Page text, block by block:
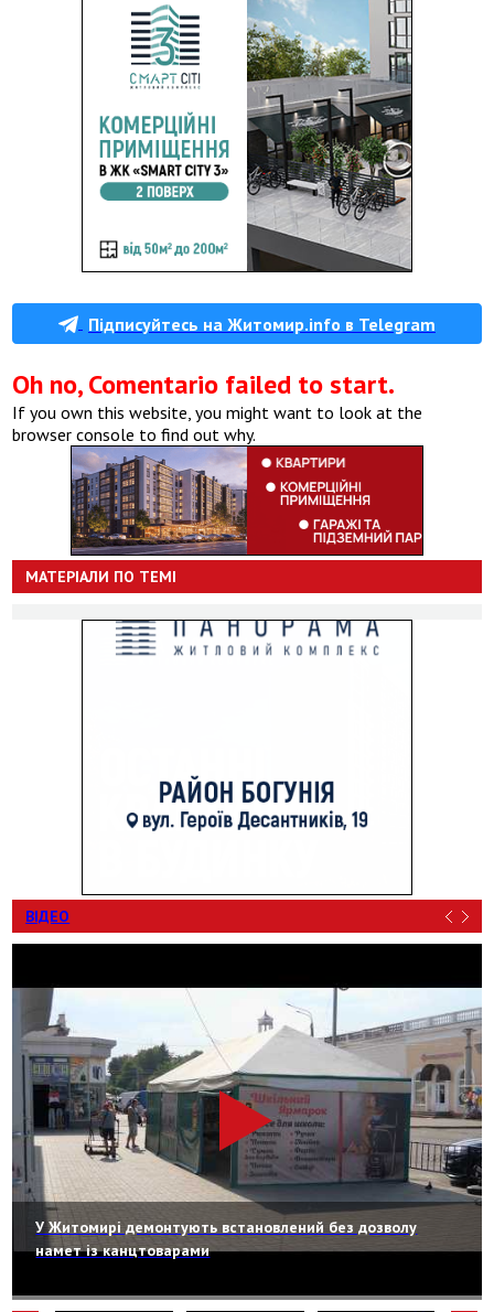
Підписуйтесь на Житомир.info в Telegram
Oh no, Comentario failed to start.
If you own this website, you might want to look at the
browser console to find out why.
МАТЕРІАЛИ ПО ТЕМІ
ВІДЕО
У Житомирі демонтують встановлений без дозволу
намет із канцтоварами